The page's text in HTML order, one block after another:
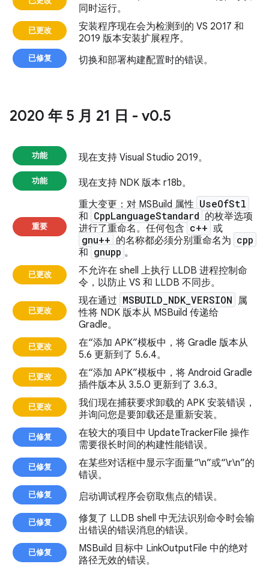
同时运行。
已更改
安装程序现在会为检测到的 VS 2017 和
2019 版本安装扩展程序。
已修复 切换和部署构建配置时的错误。
2020 年 5 月 21 日 - v0.5
功能 现在支持 Visual Studio 2019。
功能 现在支持 NDK 版本 r18b。
重要
重大变更 ：对 MSBuild 属性 UseOfStl
和 CppLanguageStandard 的枚举选项
进行了重命名。任何包含 c++ 或
gnu++ 的名称都必须分别重命名为 cpp
和 gnupp 。
已更改
不允许在 shell 上执行 LLDB 进程控制命
令，以防止 VS 和 LLDB 不同步。
已更改
现在通过 MSBUILD NDK VERSION 属
性将 NDK 版本从 MSBuild 传递给
Gradle。
已更改
在“添加 APK”模板中，将 Gradle 版本从
5.6 更新到了 5.6.4。
已更改
在“添加 APK”模板中，将 Android Gradle
插件版本从 3.5.0 更新到了 3.6.3。
已更改
我们现在捕获要求卸载的 APK 安装错误，
并询问您是要卸载还是重新安装。
已修复
在较大的项目中 UpdateTrackerFile 操作
需要很长时间的构建性能错误。
已修复
在某些对话框中显示字面量“\n”或“\r\n”的
错误。
已修复 启动调试程序会窃取焦点的错误。
已修复
修复了 LLDB shell 中无法识别命令时会输
出错误的错误消息的错误。
已修复
MSBuild 目标中 LinkOutputFile 中的绝对
路径无效的错误。